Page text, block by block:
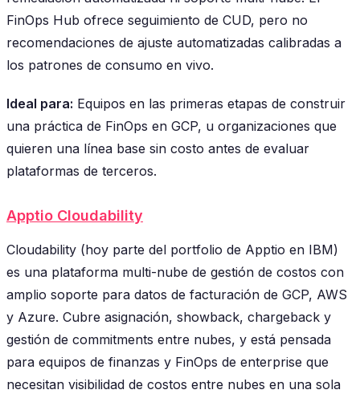
FinOps Hub ofrece seguimiento de CUD, pero no
recomendaciones de ajuste automatizadas calibradas a
los patrones de consumo en vivo.
Ideal para: Equipos en las primeras etapas de construir
una práctica de FinOps en GCP, u organizaciones que
quieren una línea base sin costo antes de evaluar
plataformas de terceros.
Apptio Cloudability
Cloudability (hoy parte del portfolio de Apptio en IBM)
es una plataforma multi-nube de gestión de costos con
amplio soporte para datos de facturación de GCP, AWS
y Azure. Cubre asignación, showback, chargeback y
gestión de commitments entre nubes, y está pensada
para equipos de finanzas y FinOps de enterprise que
necesitan visibilidad de costos entre nubes en una sola